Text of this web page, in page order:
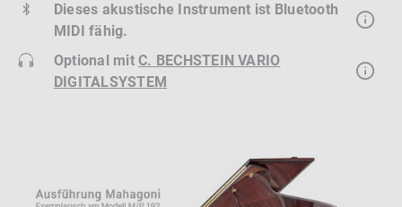
Dieses akustische Instrument ist Bluetooth
MIDI fähig.
Optional mitC. BECHSTEIN VARIO
DIGITALSYSTEM